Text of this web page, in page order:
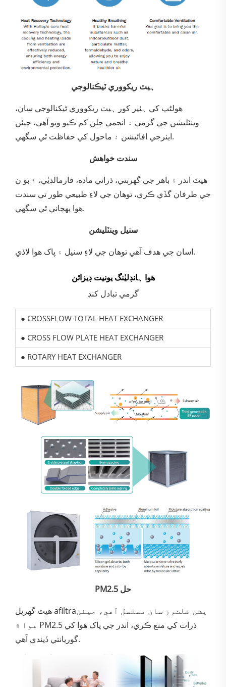
ہيٽ ریکووري ٽيڪنالوجي
هولٹپ کي ہئير کور ہيٽ ریکووري ٹيکنالوجي سان،
وينٽليشن جي گرمي ۽ انجمي چلن کم ڪيو ويو آهي، جيئن
اينرجي افائيشن ۽ ماحول کي حفاظت ٿي سگھي.
سندت خواهش
هيٽ اندر ۽ باهر جي گھربتي، ذراتي ماده، فارمالڊيٰي، ۽ بو ن
جي طرفان گڏي ڪري، توهان جي لاءِ طبيعي طور تي سندت
هوا پهچاني ٿي سگهي.
سنيل وينٽليشن
اسان جي هدف آهي توهان جي لاءِ سنيل ۽ پاک هوا لاڏي.
هوا ہانڊليٰنگ يونيت ڊيزائن
گرمي تبادل کنڊ
● CROSSFLOW TOTAL HEAT EXCHANGER
● CROSS FLOW PLATE HEAT EXCHANGER
● ROTARY HEAT EXCHANGER
PM2.5 حل
هيٽ گھريل afiltraيشن فلٽرز سان مسلسل آهي، جيئن
هوا ۾ PM2.5 ذرات کي منع ڪري، اندر جي پاک هوا کي
گوريانتي ڏيندي آهي.